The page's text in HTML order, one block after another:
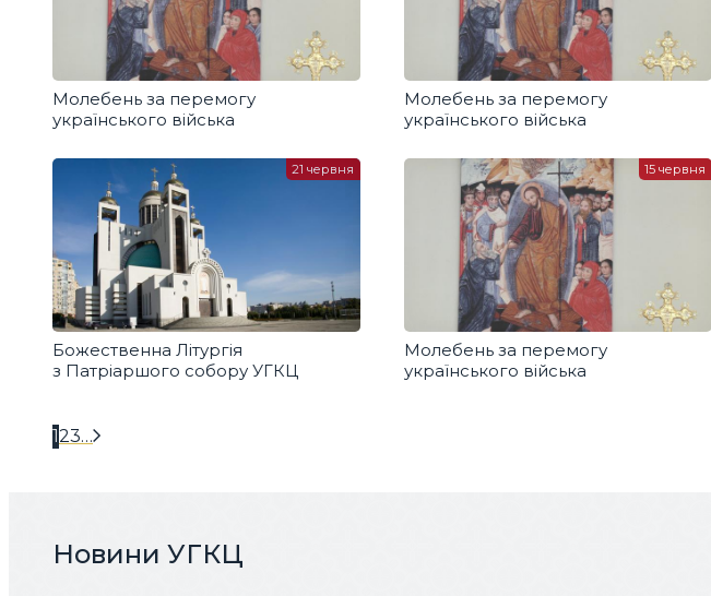
Молебень за перемогу
українського війська
Молебень за перемогу
українського війська
Божественна Літургія
з Патріаршого собору УГКЦ
21 червня
Молебень за перемогу
українського війська
15 червня
123…
Новини УГКЦ